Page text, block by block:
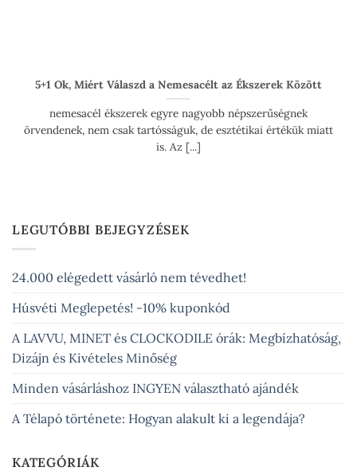
5+1 Ok, Miért Válaszd a Nemesacélt az Ékszerek Között
nemesacél ékszerek egyre nagyobb népszerűségnek
örvendenek, nem csak tartósságuk, de esztétikai értékük miatt
is. Az [...]
LEGUTÓBBI BEJEGYZÉSEK
24.000 elégedett vásárló nem tévedhet!
Húsvéti Meglepetés! -10% kuponkód
A LAVVU, MINET és CLOCKODILE órák: Megbízhatóság,
Dizájn és Kivételes Minőség
Minden vásárláshoz INGYEN választható ajándék
A Télapó története: Hogyan alakult ki a legendája?
KATEGÓRIÁK